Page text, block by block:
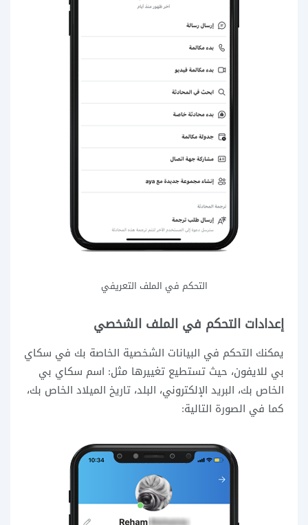
التحكم في الملف التعريفي
إعدادات التحكم في الملف الشخصي
يمكنك التحكم في البيانات الشخصية الخاصة بك في سكاي
بي للايفون، حيث تستطيع تغييرها مثل: اسم سكاي بي
الخاص بك، البريد الإلكتروني، البلد، تاريخ الميلاد الخاص بك،
كما في الصورة التالية: